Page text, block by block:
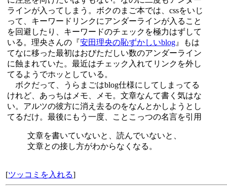
ラインが入ってしまう。ボクのまご本では、cssをいじ
って、キーワードリンクにアンダーラインが入ること
を回避したり、キーワードのチェックを極力はずして
いる。理央さんの『安田理央の恥ずかしいblog 』もは
てなに移った最初はおびただしい数のアンダーライン
に蝕まれていた。最近はチェック入れてリンクを外し
てるようでホッとしている。
ボクだって、うらまごはblog仕様にしてしまってる
けれど、あっちはメモ、メモ。文章なんて書く気はな
い。アルツの彼方に消え去るのをなんとかしようとし
てるだけ。最後にもう一度、ことこっつの名言を引用
文章を書いていないと、読んでいないと、
文章との接し方がわからなくなる。
[ツッコミを入れる]